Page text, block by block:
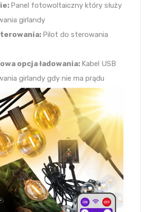
Panel fotowoltaiczny który służy
girlandy
Pilot do sterowania
opcja ładowania: Kabel USB
girlandy gdy nie ma prądu